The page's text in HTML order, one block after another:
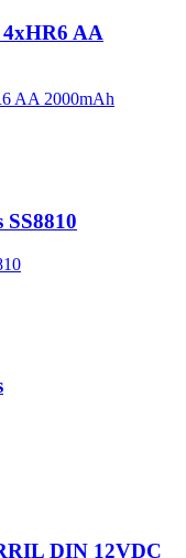
AA
SS8810
DIN 12VDC